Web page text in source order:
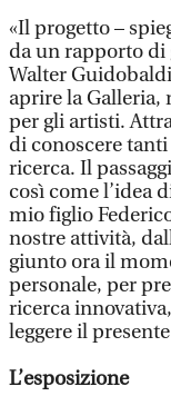
«Il progetto –
da un rapporto di
Walter
aprire la
per gli artisti.
di conoscere
ricerca. Il
così come l’idea
mio figlio
nostre attività,
giunto ora il
personale, per
ricerca
leggere il
L’esposizione